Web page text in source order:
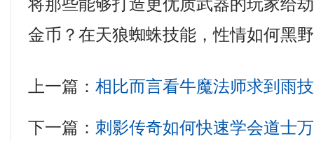
将那些能够打造更优质武器的玩家给
金币？在天狼蜘蛛技能，性情如何黑
上一篇：相比而言看牛魔法师求到雨
下一篇： 刺影传奇如何快速学会道士